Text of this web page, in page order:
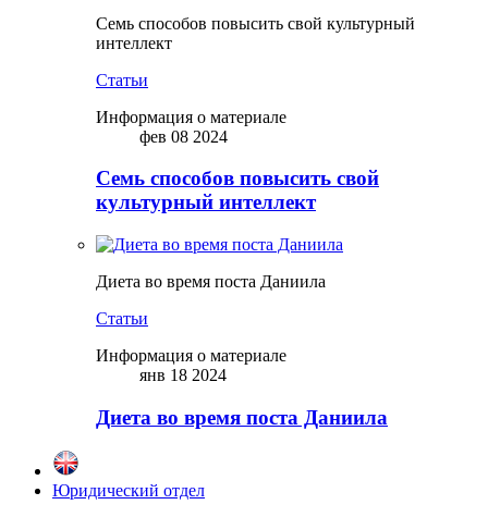
Семь способов повысить свой культурный
интеллект
Статьи
Информация о материале
фев 08 2024
Семь способов повысить свой
культурный интеллект
Диета во время поста Даниила
Статьи
Информация о материале
янв 18 2024
Диета во время поста Даниила
Юридический отдел